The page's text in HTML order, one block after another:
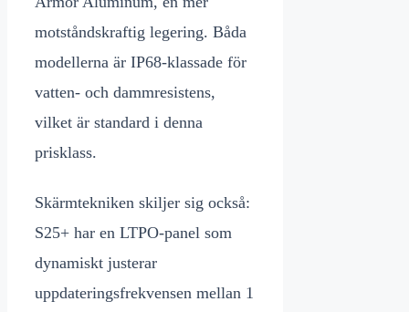
motståndskraftig legering. Båda
modellerna är IP68-klassade för
vatten- och dammresistens,
vilket är standard i denna
prisklass.
Skärmtekniken skiljer sig också:
S25+ har en LTPO-panel som
dynamiskt justerar
uppdateringsfrekvensen mellan 1